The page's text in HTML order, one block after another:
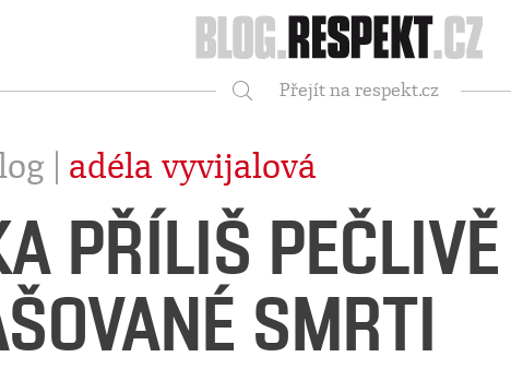
Respekt
Přejít na respekt.cz
| adéla vyvijalová
PŘÍLIŠ PEČLIVĚ
SMRTI